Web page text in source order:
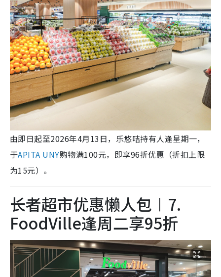
由即日起至2026年4月13日，乐悠咭持有人逢星期一，
于APITA UNY购物满100元，即享96折优惠（折扣上限
为15元）。
长者超市优惠懒人包︱7.
FoodVille逢周二享95折